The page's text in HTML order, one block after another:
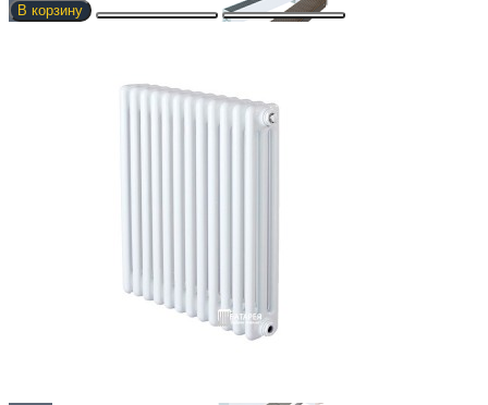
С притоком воздуха
В корзину